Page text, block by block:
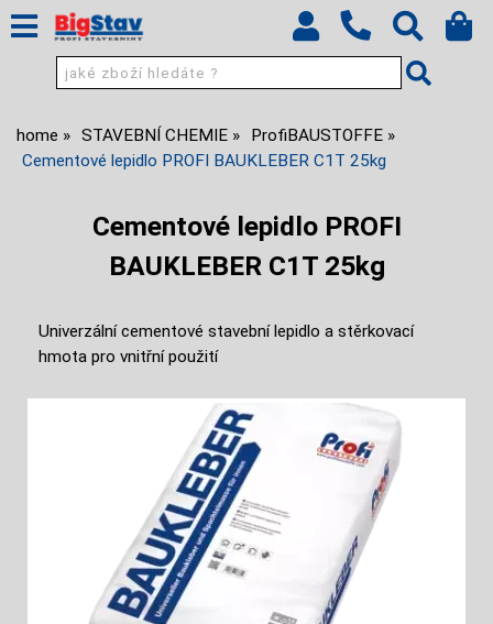
home STAVEBNÍ CHEMIE
ProfiBAUSTOFFE
Cementové lepidlo PROFI BAUKLEBER C1T 25kg
Cementové lepidlo PROFI
BAUKLEBER C1T 25kg
Univerzální cementové stavební lepidlo a stěrkovací
hmota pro vnitřní použití